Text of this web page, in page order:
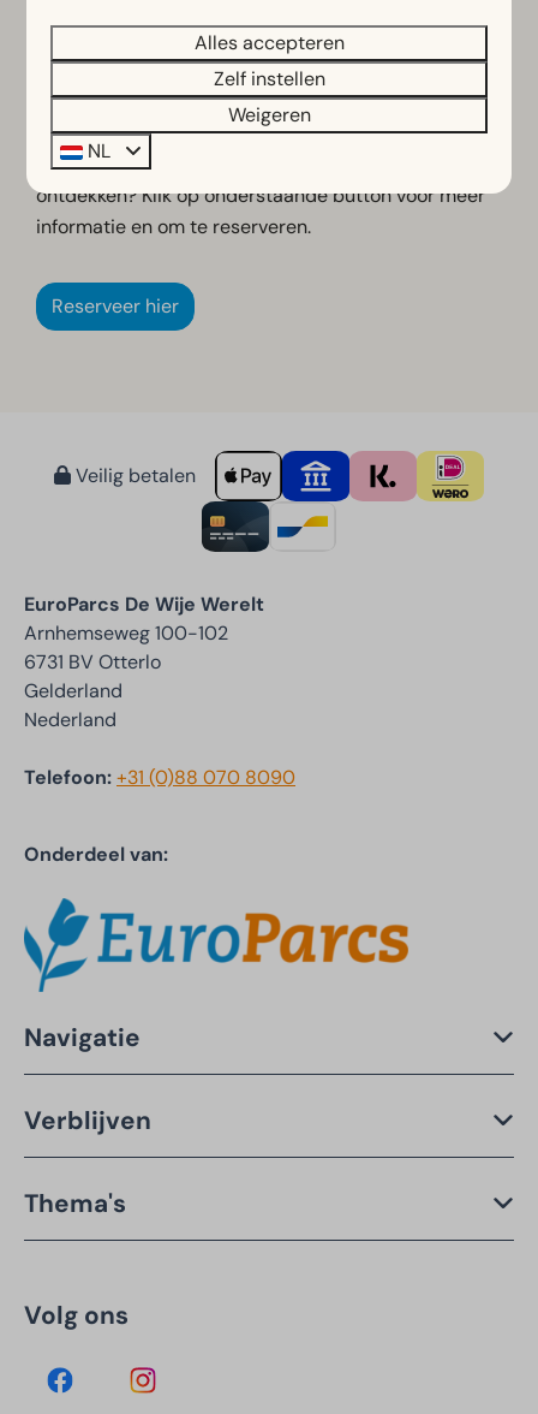
Fietsknoop app. Zo navigeer je eenvoudig langs de
mooiste plekken in de regio. Het maakt je avontuur
nog leuker en zorgelozer!
Reserveren? Klik hier!
Wil je een E-chopper huren en zelf de omgeving
ontdekken? Klik op onderstaande button voor meer
informatie en om te reserveren.
Reserveer hier
Veilig betalen
EuroParcs De Wije Werelt
Arnhemseweg 100-102
6731 BV Otterlo
Gelderland
Nederland
Telefoon:+31 (0)88 070 8090
Onderdeel van:
Navigatie
Verblijven
Thema's
Volg ons
Alles accepteren
Zelf instellen
Weigeren
NL